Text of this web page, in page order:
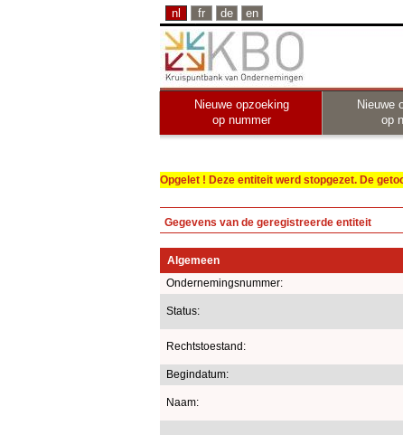
nl fr de en
Nieuwe opzoeking
op nummer
Nieuwe
op
Opgelet ! Deze entiteit werd stopgezet. De
Gegevens van de geregistreerde entiteit
Algemeen
Ondernemingsnummer:
Status:
Rechtstoestand:
Begindatum:
Naam: